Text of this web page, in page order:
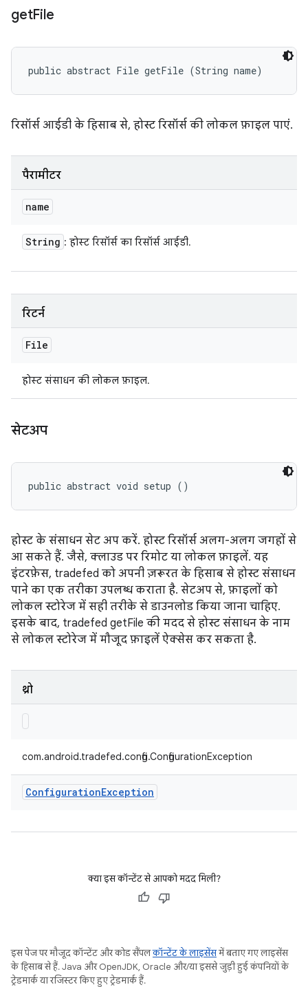
getFile
public abstract File getFile (String name)
रिसॉर्स आईडी के हिसाब से, होस्ट रिसॉर्स की लोकल फ़ाइल पाएं.
पैरामीटर
name
String : होस्ट रिसॉर्स का रिसॉर्स आईडी.
रिटर्न
File
होस्ट संसाधन की लोकल फ़ाइल.
सेटअप
public abstract void setup ()
होस्ट के संसाधन सेट अप करें. होस्ट रिसॉर्स अलग-अलग जगहों से
आ सकते हैं. जैसे, क्लाउड पर रिमोट या लोकल फ़ाइलें. यह
इंटरफ़ेस, tradefed को अपनी ज़रूरत के हिसाब से होस्ट संसाधन
पाने का एक तरीका उपलब्ध कराता है. सेटअप से, फ़ाइलों को
लोकल स्टोरेज में सही तरीके से डाउनलोड किया जाना चाहिए.
इसके बाद, tradefed getFile की मदद से होस्ट संसाधन के नाम
से लोकल स्टोरेज में मौजूद फ़ाइलें ऐक्सेस कर सकता है.
थ्रो
com.android.tradefed.config.ConfigurationException
ConfigurationException
क्या इस कॉन्टेंट से आपको मदद मिली?
इस पेज पर मौजूद कॉन्टेंट और कोड सैंपलकॉन्टेंट के लाइसेंसमें बताए गए लाइसेंस
के हिसाब से हैं. Java और OpenJDK, Oracle और/या इससे जुड़ी हुई कंपनियों के
ट्रेडमार्क या रजिस्टर किए हुए ट्रेडमार्क हैं.